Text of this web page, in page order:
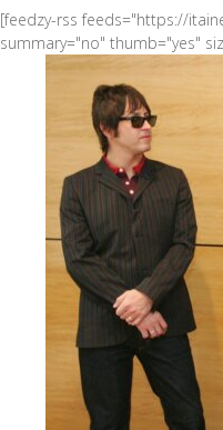
[feedzy-rss feeds="https://
summary="no" thumb="yes"